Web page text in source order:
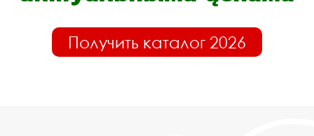
Получить каталог 2026